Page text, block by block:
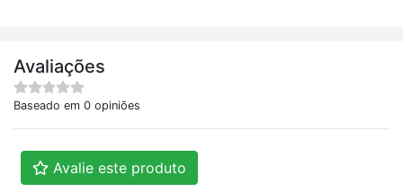
Avaliações
Baseado em 0 opiniões
Avalie este produto